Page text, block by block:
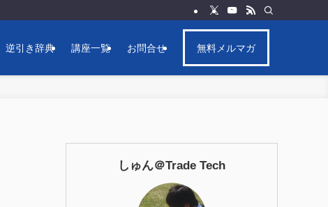
逆引き辞典 講座一覧 お問合せ 無料メルマガ
しゅん＠Trade Tech